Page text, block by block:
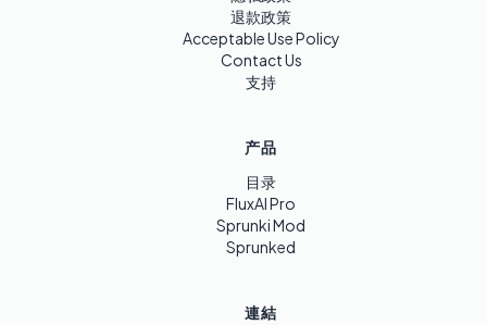
退款政策
Acceptable Use Policy
Contact Us
支持
产品
目录
FluxAI Pro
Sprunki Mod
Sprunked
連結